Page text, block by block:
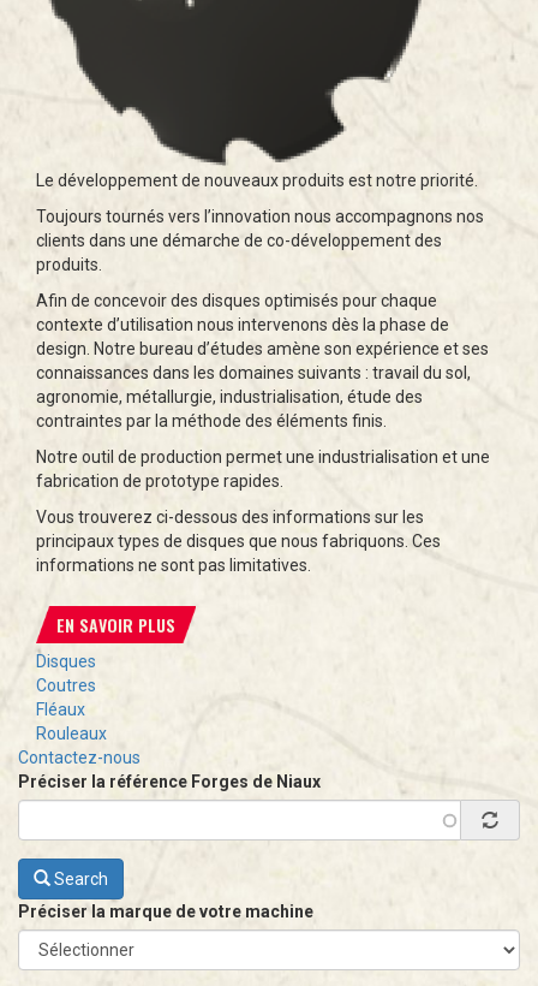
Le développement de nouveaux produits est notre priorité.
Toujours tournés vers l’innovation nous accompagnons nos
clients dans une démarche de co-développement des
produits.
Afin de concevoir des disques optimisés pour chaque
contexte d’utilisation nous intervenons dès la phase de
design. Notre bureau d’études amène son expérience et ses
connaissances dans les domaines suivants : travail du sol,
agronomie, métallurgie, industrialisation, étude des
contraintes par la méthode des éléments finis.
Notre outil de production permet une industrialisation et une
fabrication de prototype rapides.
Vous trouverez ci-dessous des informations sur les
principaux types de disques que nous fabriquons. Ces
informations ne sont pas limitatives.
EN SAVOIR PLUS
Disques
Coutres
Fléaux
Rouleaux
Contactez-nous
Préciser la référence Forges de Niaux
Search
Préciser la marque de votre machine